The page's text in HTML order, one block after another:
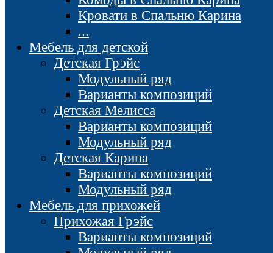
Кровати в Спальню Карина
...
Мебель для детской
Детская Грэйс
Модульный ряд
Варианты композиций
Детская Мелисса
Варианты композиций
Модульный ряд
Детская Карина
Варианты композиций
Модульный ряд
Мебель для прихожей
Прихожая Грэйс
Варианты композиций